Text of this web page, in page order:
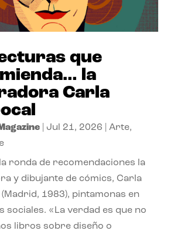
que
la
Carla
| Jul 21, 2026 Arte,
ronda de recomendaciones la
y dibujante de cómics, Carla
1983), pintamonas en
sociales. «La verdad es que no
libros sobre diseño o